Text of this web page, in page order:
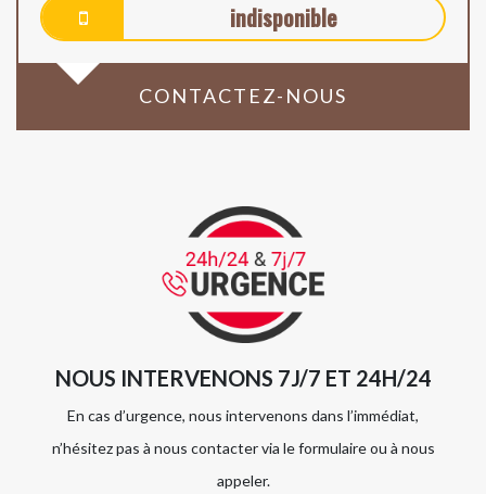
indisponible
CONTACTEZ-NOUS
NOUS INTERVENONS 7J/7 ET 24H/24
En cas d’urgence, nous intervenons dans l’immédiat,
n’hésitez pas à nous contacter via le formulaire ou à nous
appeler.